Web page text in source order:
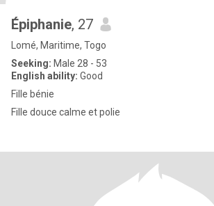
Épiphanie, 27
Lomé, Maritime, Togo
Seeking: Male 28 - 53
English ability: Good
Fille bénie
Fille douce calme et polie